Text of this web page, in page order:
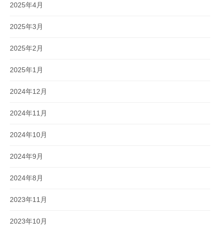
2025年4月
2025年3月
2025年2月
2025年1月
2024年12月
2024年11月
2024年10月
2024年9月
2024年8月
2023年11月
2023年10月